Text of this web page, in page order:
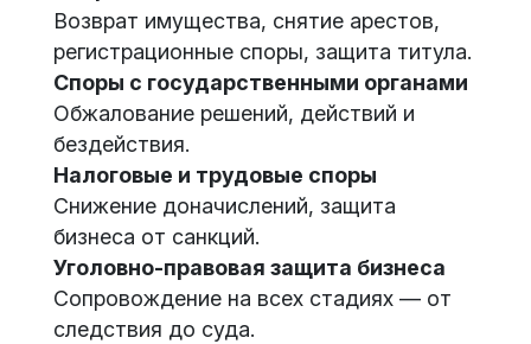
Возврат имущества, снятие арестов,
регистрационные споры, защита титула.
Споры с государственными органами
Обжалование решений, действий и
бездействия.
Налоговые и трудовые споры
Снижение доначислений, защита
бизнеса от санкций.
Уголовно-правовая защита бизнеса
Сопровождение на всех стадиях — от
следствия до суда.